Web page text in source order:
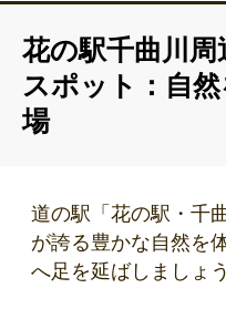
花の駅千曲川
スポット：自
場
道の駅「花の駅・千
が誇る豊かな自然を
へ足を延ばしましょう